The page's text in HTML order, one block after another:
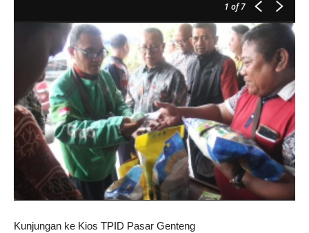
1 of 7
Kunjungan ke Kios TPID Pasar Genteng